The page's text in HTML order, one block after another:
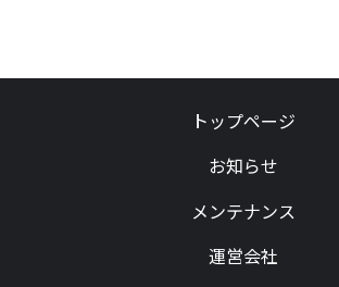
トップページ
お知らせ
メンテナンス
運営会社